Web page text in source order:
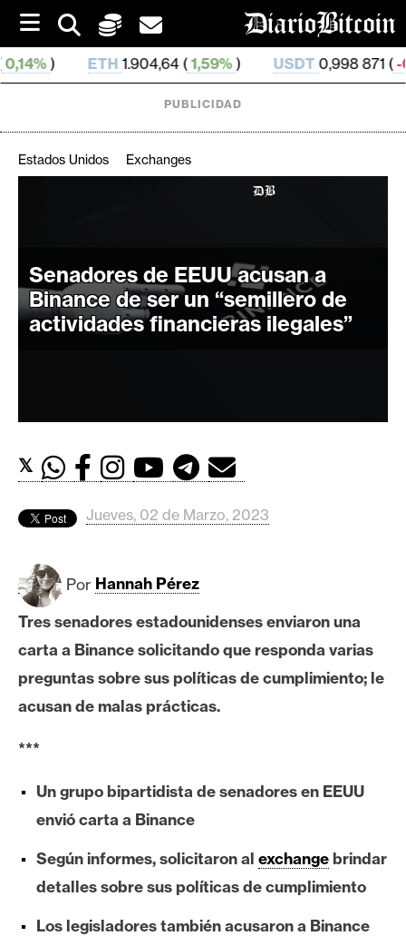
i
p
t
o
ETH1.904,64 (1,59%) USDT0,998 871 (-0,02%)
p
t
o
o
i
c
o
i
n
t
h
e
r
e
u
m
PUBLICIDAD
Estados Unidos Exchanges
Senadores de EEUU acusan a
Binance de ser un “semillero de
actividades financieras ilegales”
𝕏
Jueves, 02 de Marzo, 2023
Por Hannah Pérez
Tres senadores estadounidenses enviaron una
carta a Binance solicitando que responda varias
preguntas sobre sus políticas de cumplimiento; le
acusan de malas prácticas.
***
Un grupo bipartidista de senadores en EEUU
envió carta a Binance
Según informes, solicitaron al exchangebrindar
detalles sobre sus políticas de cumplimiento
Los legisladores también acusaron a Binance